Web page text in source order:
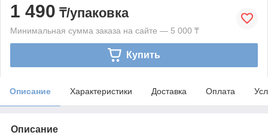
1 490 ₸/упаковка
Минимальная сумма заказа на сайте — 5 000 ₸
Купить
Описание Характеристики Доставка Оплата
Описание